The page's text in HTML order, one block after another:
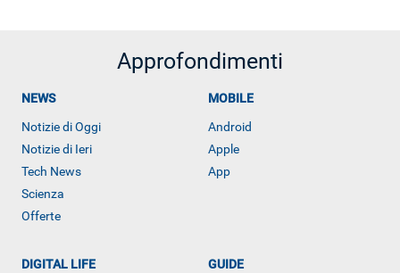
Approfondimenti
NEWS
Notizie di Oggi
Notizie di Ieri
Tech News
Scienza
Offerte
MOBILE
Android
Apple
App
DIGITAL LIFE
GUIDE